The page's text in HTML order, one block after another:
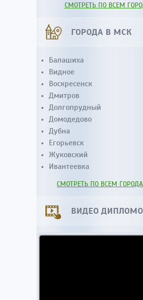
СМОТРЕТЬ ПО ВСЕМ
ГОРОДА В МСК
Балашиха
Видное
Воскресенск
Дмитров
Долгопрудный
Домодедово
Дубна
Егорьевск
Жуковский
Ивантеевка
СМОТРЕТЬ ПО ВСЕМ
ВИДЕО